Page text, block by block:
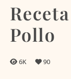
Pollo
6K 90